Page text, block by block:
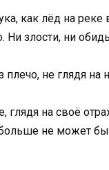
как лёд на реке
злости, ни
не глядя на
глядя на своё
не может